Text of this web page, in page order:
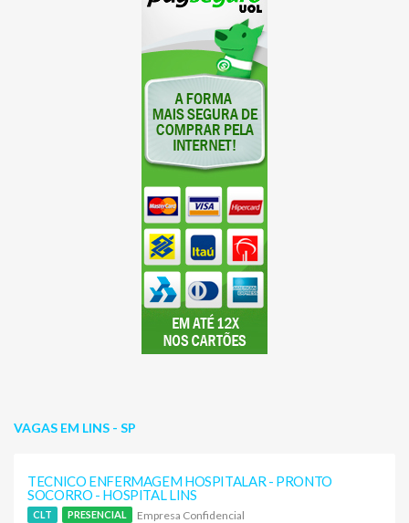
VAGAS EM LINS - SP
TECNICO ENFERMAGEM HOSPITALAR - PRONTO
SOCORRO - HOSPITAL LINS
CLT PRESENCIAL Empresa Confidencial